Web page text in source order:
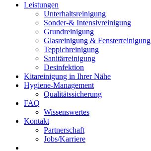
Leistungen
Unterhaltsreinigung
Sonder-& Intensivreinigung
Grundreinigung
Glasreinigung & Fensterreinigung
Teppichreinigung
Sanitärreinigung
Desinfektion
Kitareinigung in Ihrer Nähe
Hygiene-Management
Qualitätssicherung
FAQ
Wissenswertes
Kontakt
Partnerschaft
Jobs/Karriere